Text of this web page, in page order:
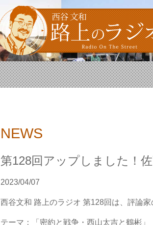
NEWS
第128回アップしました！
2023/04/07
西谷文和 路上のラジオ 第128回は、評論家
テーマ：「密約と戦争・西山太吉と鶴彬」